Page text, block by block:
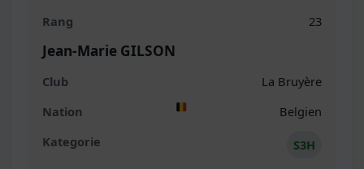
23
Jean-Marie GILSON
La Bruyère
Belgien
S3H